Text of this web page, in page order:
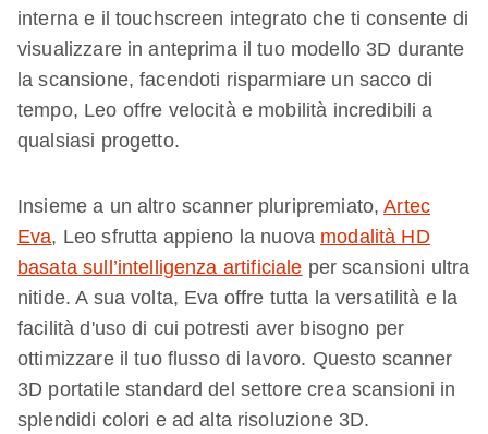
interna e il touchscreen integrato che ti consente di
visualizzare in anteprima il tuo modello 3D durante
la scansione, facendoti risparmiare un sacco di
tempo, Leo offre velocità e mobilità incredibili a
qualsiasi progetto.
Insieme a un altro scanner pluripremiato,Artec
Eva, Leo sfrutta appieno la nuova modalità HD
basata sull ’intelligenza artificiale per scansioni ultra
nitide. A sua volta, Eva offre tutta la versatilità e la
facilità d'uso di cui potresti aver bisogno per
ottimizzare il tuo flusso di lavoro. Questo scanner
3D portatile standard del settore crea scansioni in
splendidi colori e ad alta risoluzione 3D.